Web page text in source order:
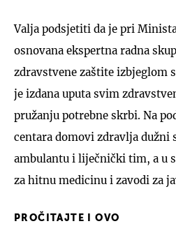
Valja podsjetiti da je pri
osnovana ekspertna radna
zdravstvene zaštite izbjeglom
je izdana uputa svim
pružanju potrebne skrbi. Na
centara domovi zdravlja dužni
ambulantu i liječnički tim, a u
za hitnu medicinu i zavodi za
PROČITAJTE I OVO